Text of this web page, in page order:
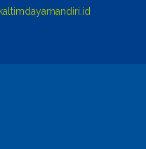
kaltimdayamandiri.id